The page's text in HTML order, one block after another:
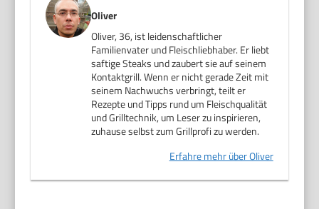
Oliver
Oliver, 36, ist leidenschaftlicher
Familienvater und Fleischliebhaber. Er liebt
saftige Steaks und zaubert sie auf seinem
Kontaktgrill. Wenn er nicht gerade Zeit mit
seinem Nachwuchs verbringt, teilt er
Rezepte und Tipps rund um Fleischqualität
und Grilltechnik, um Leser zu inspirieren,
zuhause selbst zum Grillprofi zu werden.
Erfahre mehr über Oliver